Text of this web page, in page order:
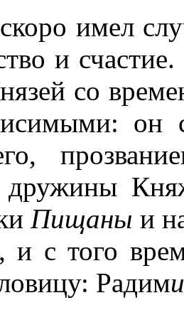
имел
и
со
он
дружины
Пищаны и
и с того
Радим